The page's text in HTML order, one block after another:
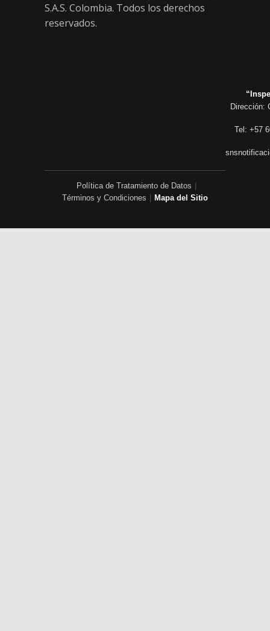
S.A.S. Colombia. Todos los derechos
reservados.
Dirección:
Tel: +57
Política de Tratamiento de Datos
Términos y Condiciones
Mapa del Sitio